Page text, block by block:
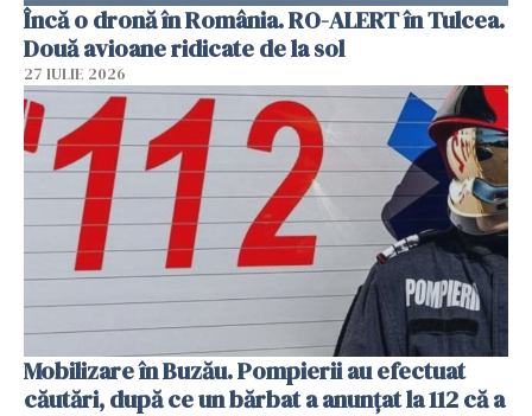
Încă o dronă în România. RO-ALERT în Tulcea.
Două avioane ridicate de la sol
27 IULIE 2026
Mobilizare în Buzău. Pompierii au efectuat
căutări, după ce un bărbat a anunțat la 112 că a